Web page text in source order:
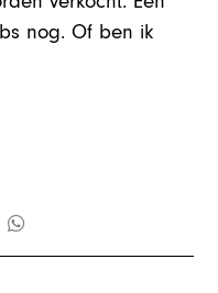
nog. Of ben ik